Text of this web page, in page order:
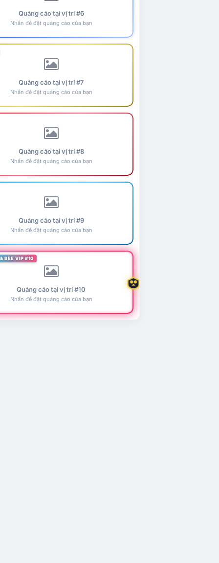
Quảng cáo tại vị trí #6
Nhấn để đặt quảng cáo của bạn
Quảng cáo tại vị trí #7
Nhấn để đặt quảng cáo của bạn
Quảng cáo tại vị trí #8
Nhấn để đặt quảng cáo của bạn
Quảng cáo tại vị trí #9
Nhấn để đặt quảng cáo của bạn
BEE VIP #10
Quảng cáo tại vị trí #10
Nhấn để đặt quảng cáo của bạn